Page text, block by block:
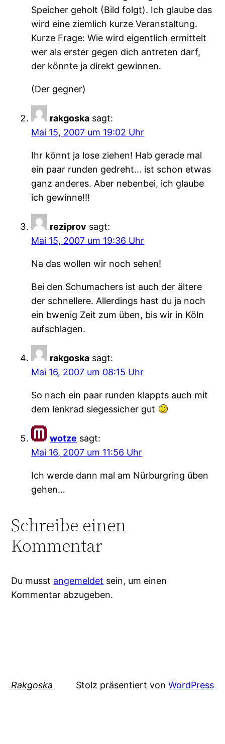
Speicher geholt (Bild folgt). Ich glaube das
wird eine ziemlich kurze Veranstaltung.
Kurze Frage: Wie wird eigentlich ermittelt
wer als erster gegen dich antreten darf,
der könnte ja direkt gewinnen.
(Der gegner)
rakgoska sagt:
Mai 15, 2007 um 19:02 Uhr
Ihr könnt ja lose ziehen! Hab gerade mal
ein paar runden gedreht… ist schon etwas
ganz anderes. Aber nebenbei, ich glaube
ich gewinne!!!
reziprov sagt:
Mai 15, 2007 um 19:36 Uhr
Na das wollen wir noch sehen!
Bei den Schumachers ist auch der ältere
der schnellere. Allerdings hast du ja noch
ein bwenig Zeit zum üben, bis wir in Köln
aufschlagen.
rakgoska sagt:
Mai 16, 2007 um 08:15 Uhr
So nach ein paar runden klappts auch mit
dem lenkrad siegessicher gut
wotze sagt:
Mai 16, 2007 um 11:56 Uhr
Ich werde dann mal am Nürburgring üben
gehen…
Schreibe einen
Kommentar
Du musst angemeldet sein, um einen
Kommentar abzugeben.
Rakgoska Stolz präsentiert von WordPress